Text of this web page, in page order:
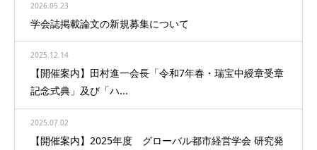
2026.05.23
学会誌掲載論文の新規募集について
2025.12.14
【開催案内】田村進一会長「令和7年春・瑞宝中綬章受章
記念式典」及び「ハ...
2025.07.02
【開催案内】2025年度 グローバル都市経営学会 研究発